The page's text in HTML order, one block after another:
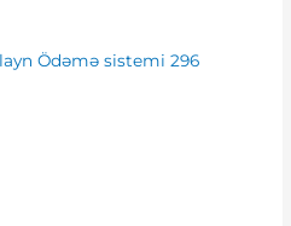
Ödəmə sistemi 296